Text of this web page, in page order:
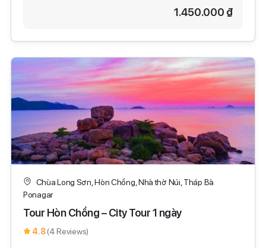
1.450.000 ₫
Chùa Long Sơn, Hòn Chồng, Nhà thờ Núi, Tháp Bà
Ponagar
Tour Hòn Chồng – City Tour 1 ngày
4.8(4 Reviews)